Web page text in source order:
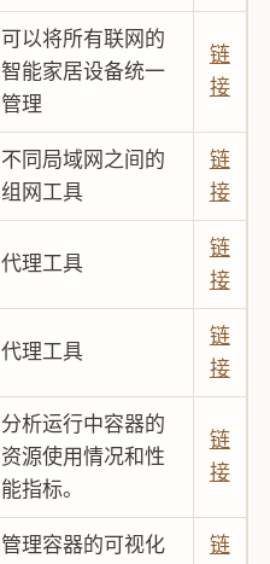
可以将所有联网的
智能家居设备统一
管理
链
接
不同局域网之间的
组网工具
链
接
代理工具
链
接
代理工具
链
接
分析运行中容器的
资源使用情况和性
能指标。
链
接
管理容器的可视化
链